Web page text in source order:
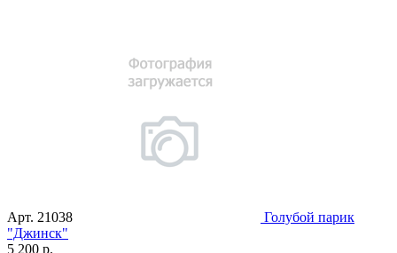
Арт. 21038
Голубой парик
"Джинск"
5 200 р.